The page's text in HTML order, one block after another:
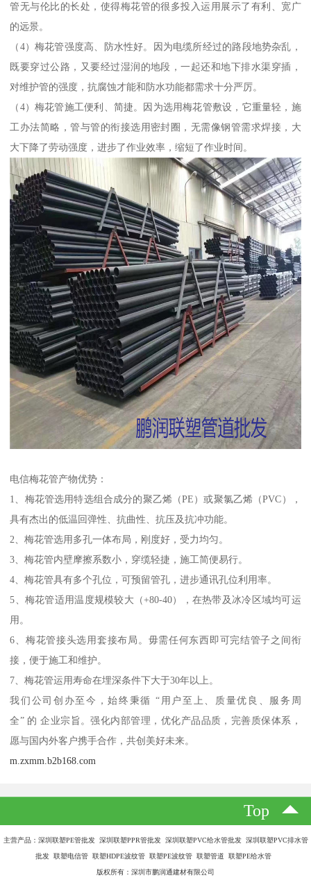
管无与伦比的长处，使得梅花管的很多投入运用展示了有利、宽广
的远景。
（4）梅花管强度高、防水性好。因为电缆所经过的路段地势杂乱，
既要穿过公路，又要经过湿润的地段，一起还和地下排水渠穿插，
对维护管的强度，抗腐蚀才能和防水功能都需求十分严厉。
（4）梅花管施工便利、简捷。因为选用梅花管敷设，它重量轻，施
工办法简略，管与管的衔接选用密封圈，无需像钢管需求焊接，大
大下降了劳动强度，进步了作业效率，缩短了作业时间。
电信梅花管产物优势：
1、梅花管选用特选组合成分的聚乙烯（PE）或聚氯乙烯（PVC），
具有杰出的低温回弹性、抗曲性、抗压及抗冲功能。
2、梅花管选用多孔一体布局，刚度好，受力均匀。
3、梅花管内壁摩擦系数小，穿缆轻捷，施工简便易行。
4、梅花管具有多个孔位，可预留管孔，进步通讯孔位利用率。
5、梅花管适用温度规模较大（+80-40），在热带及冰冷区域均可运
用。
6、梅花管接头选用套接布局。毋需任何东西即可完结管子之间衔
接，便于施工和维护。
7、梅花管运用寿命在埋深条件下大于30年以上。
我们公司创办至今，始终秉循 “用户至上、质量优良、服务周
全” 的 企业宗旨。强化内部管理，优化产品品质，完善质保体系，
愿与国内外客户携手合作，共创美好未来。
m.zxmm.b2b168.com
Top
主营产品：深圳联塑PE管批发 深圳联塑PPR管批发 深圳联塑PVC给水管批发 深圳联塑PVC排水管
批发 联塑电信管 联塑HDPE波纹管 联塑PE波纹管 联塑管道 联塑PE给水管
版权所有：深圳市鹏润通建材有限公司